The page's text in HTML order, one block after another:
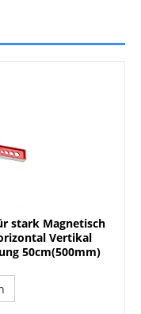
stark Magnetisch
Vertikal
50cm(500mm)